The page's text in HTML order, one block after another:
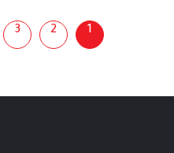
1
2
3